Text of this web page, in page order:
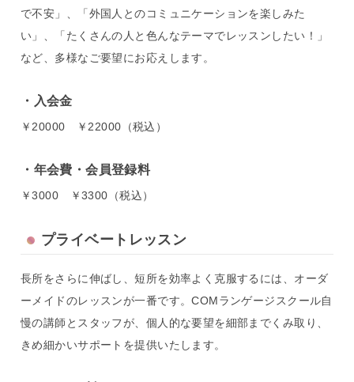
で不安」、「外国人とのコミュニケーションを楽しみた
い」、「たくさんの人と色んなテーマでレッスンしたい！」
など、多様なご要望にお応えします。
入会金
￥20000 ￥22000（税込）
年会費・会員登録料
￥3000 ￥3300（税込）
プライベートレッスン
長所をさらに伸ばし、短所を効率よく克服するには、オーダ
ーメイドのレッスンが一番です。COMランゲージスクール自
慢の講師とスタッフが、個人的な要望を細部までくみ取り、
きめ細かいサポートを提供いたします。